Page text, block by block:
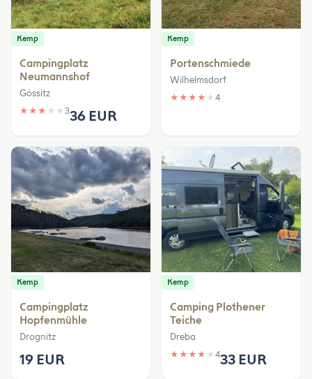
Kemp
Campingplatz
Neumannshof
Gössitz
★ ★ ★ ★ ★ 336 EUR
Kemp
Portenschmiede
Wilhelmsdorf
★ ★ ★ ★ ★ 4
Kemp
Campingplatz
Hopfenmühle
Drognitz
19 EUR
Kemp
Camping Plothener
Teiche
Dreba
★ ★ ★ ★ ★ 433 EUR